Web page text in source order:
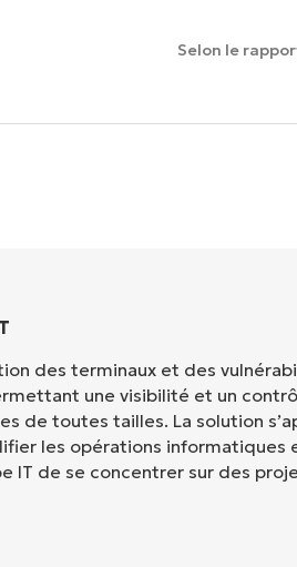
Selon le
des terminaux et des
une visibilité et un
de toutes tailles. La solution
les opérations informatiques
IT de se concentrer sur des